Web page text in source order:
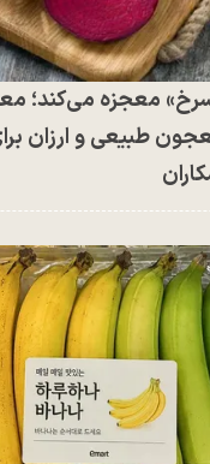
معجزه می‌کند؛
طبیعی و ارزان